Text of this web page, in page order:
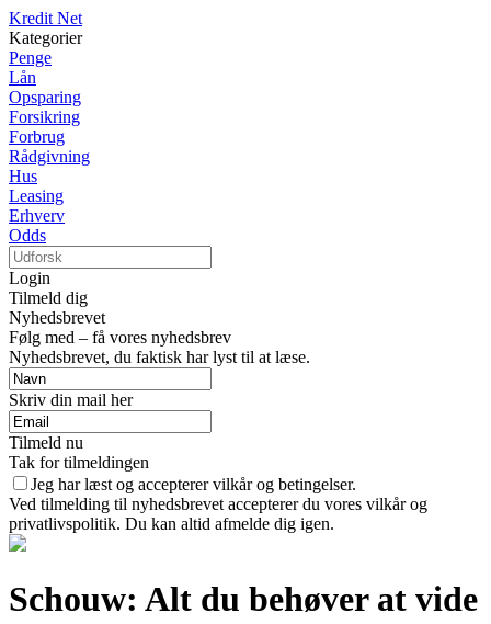
Kredit Net
Kategorier
Penge
Lån
Opsparing
Forsikring
Forbrug
Rådgivning
Hus
Leasing
Erhverv
Odds
Login
Tilmeld dig
Nyhedsbrevet
Følg med – få vores nyhedsbrev
Nyhedsbrevet, du faktisk har lyst til at læse.
Skriv din mail her
Tilmeld nu
Tak for tilmeldingen
Jeg har læst og accepterer vilkår og betingelser.
Ved tilmelding til nyhedsbrevet accepterer du vores vilkår og
privatlivspolitik. Du kan altid afmelde dig igen.
Schouw: Alt du behøver at vide